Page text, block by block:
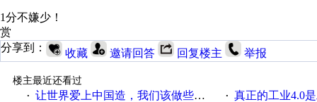
1分不嫌少！
赏
分享到：
收藏 邀请回答 回复楼主 举报
楼主最近还看过
· 让世界爱上中国造，我们该做些什么 · 真正的工业4.0